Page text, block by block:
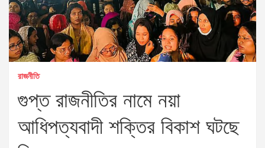
রাজনীতি
গুপ্ত রাজনীতির নামে নয়া
আধিপত্যবাদী শক্তির বিকাশ ঘটছে